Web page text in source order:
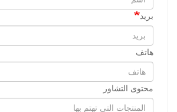
بريد
هاتف
محتوى التشاور